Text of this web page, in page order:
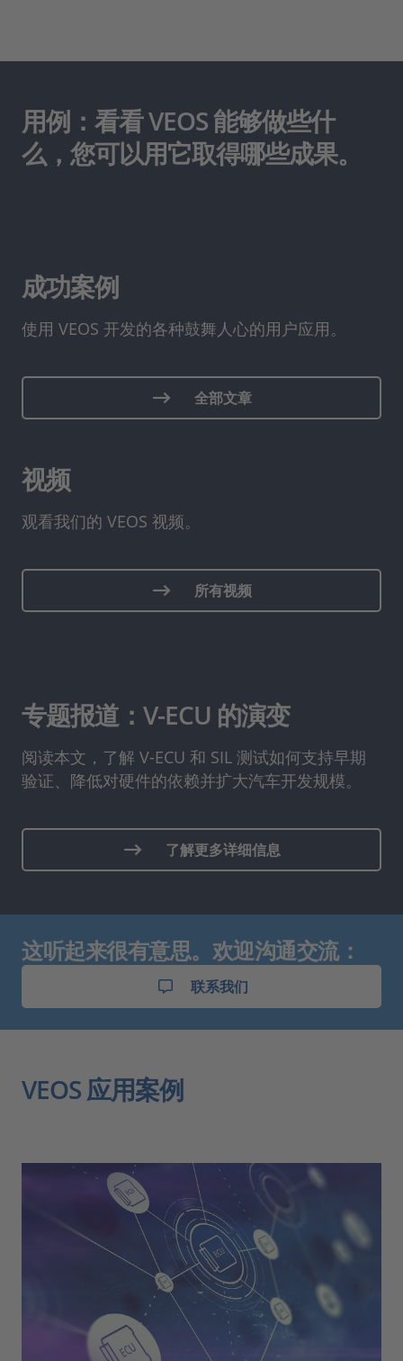
用例：看看 VEOS 能够做些什
么，您可以用它取得哪些成果。
成功案例
使用 VEOS 开发的各种鼓舞人心的用户应用。
全部文章
视频
观看我们的 VEOS 视频。
所有视频
专题报道：V-ECU 的演变
阅读本文，了解 V-ECU 和 SIL 测试如何支持早期
验证、降低对硬件的依赖并扩大汽车开发规模。
了解更多详细信息
这听起来很有意思。欢迎沟通交流：
联系我们
VEOS 应用案例